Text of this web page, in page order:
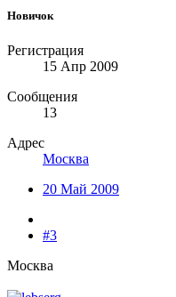
Новичок
Регистрация
15 Апр 2009
Сообщения
13
Адрес
Москва
20 Май 2009
#3
Москва